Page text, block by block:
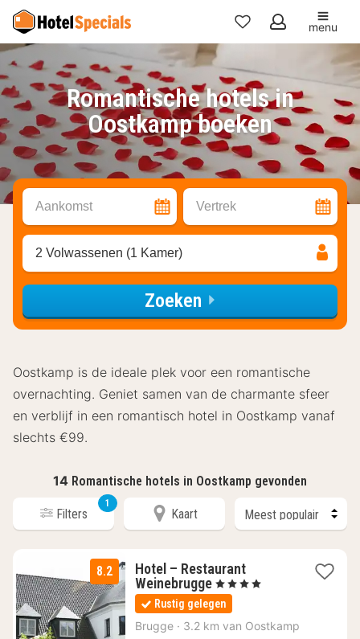
Mijn
favorieten
menu
Romantische hotels in
Oostkamp boeken
Aankomst Vertrek
2 Volwassenen (1 Kamer)
Zoeken
Oostkamp is de ideale plek voor een romantische
overnachting. Geniet samen van de charmante sfeer
en verblijf in een romantisch hotel in Oostkamp vanaf
slechts €99.
14 Romantische hotels in Oostkamp gevonden
Filters
1
Kaart
8.2
Hotel – Restaurant
Weinebrugge2
nachten
vanaf
€
, 4 Sterren
Rustig gelegen
Brugge · 3.2 km van Oostkamp